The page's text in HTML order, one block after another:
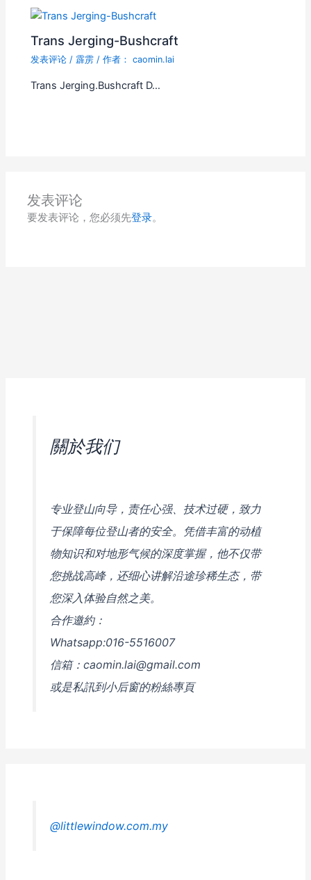
Trans Jerging-Bushcraft
发表评论 / 霹雳 / 作者： caomin.lai
Trans Jerging.Bushcraft D…
发表评论
要发表评论，您必须先登录。
關於我们
专业登山向导，责任心强、技术过硬，致力
于保障每位登山者的安全。凭借丰富的动植
物知识和对地形气候的深度掌握，他不仅带
您挑战高峰，还细心讲解沿途珍稀生态，带
您深入体验自然之美。
合作邀約：
Whatsapp:016-5516007
信箱：caomin.lai@gmail.com
或是私訊到小后窗的粉絲專頁
@littlewindow.com.my